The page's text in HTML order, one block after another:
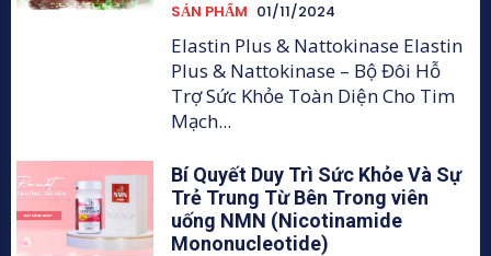
SẢN PHẨM 01/11/2024
Elastin Plus & Nattokinase Elastin
Plus & Nattokinase – Bộ Đôi Hỗ
Trợ Sức Khỏe Toàn Diện Cho Tim
Mạch...
Bí Quyết Duy Trì Sức Khỏe Và Sự
Trẻ Trung Từ Bên Trong viên
uống NMN (Nicotinamide
Mononucleotide)